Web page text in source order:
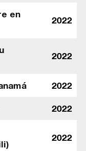
en
2022
2022
2022
2022
2022